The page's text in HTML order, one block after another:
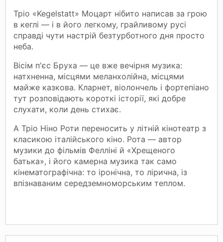
Тріо «Kegelstatt» Моцарт нібито написав за грою
в кеглі — і в його легкому, грайливому русі
справді чути настрій безтурботного дня просто
неба.
Вісім п'єс Бруха — це вже вечірня музика:
натхненна, місцями меланхолійна, місцями
майже казкова. Кларнет, віолончель і фортепіано
тут розповідають короткі історії, які добре
слухати, коли день стихає.
А Тріо Ніно Роти переносить у літній кінотеатр з
класикою італійського кіно. Рота — автор
музики до фільмів Фелліні й «Хрещеного
батька», і його камерна музика так само
кінематографічна: то іронічна, то лірична, із
впізнаваним середземноморським теплом.